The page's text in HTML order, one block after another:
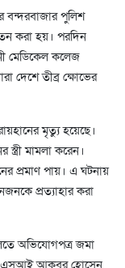
বন্দরবাজার পুলিশ
করা হয়। পরদিন
মেডিকেল কলেজ
দেশে তীব্র ক্ষোভের
মৃত্যু হয়েছে।
মামলা করেন।
প্রমাণ পায়। এ ঘটনায়
প্রত্যাহার করা
অভিযোগপত্র জমা
এসআই আকবর হোসেন